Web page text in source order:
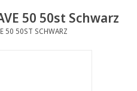
50 50st Schwarz
50 50ST SCHWARZ